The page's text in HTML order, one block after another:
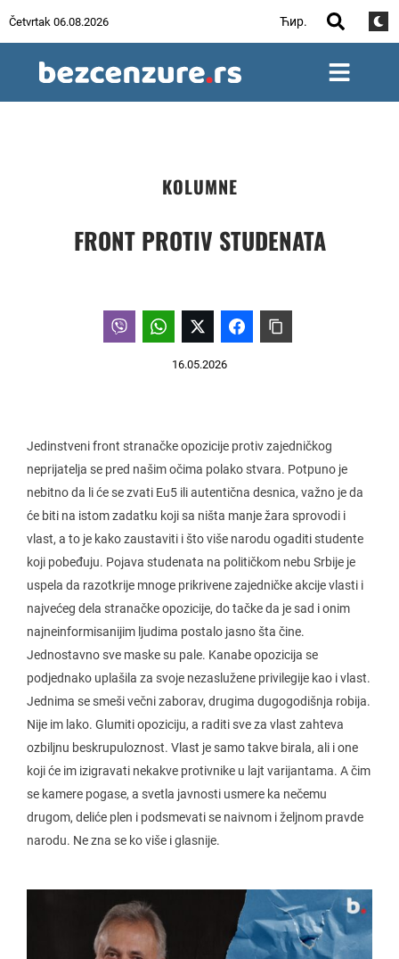
Četvrtak 06.08.2026 Ћир.
KOLUMNE
FRONT PROTIV STUDENATA
16.05.2026
Jedinstveni front stranačke opozicije protiv zajedničkog
neprijatelja se pred našim očima polako stvara. Potpuno je
nebitno da li će se zvati Eu5 ili autentična desnica, važno je da
će biti na istom zadatku koji sa ništa manje žara sprovodi i
vlast, a to je kako zaustaviti i što više narodu ogaditi studente
koji pobeđuju. Pojava studenata na političkom nebu Srbije je
uspela da razotkrije mnoge prikrivene zajedničke akcije vlasti i
najvećeg dela stranačke opozicije, do tačke da je sad i onim
najneinformisanijim ljudima postalo jasno šta čine.
Jednostavno sve maske su pale. Kanabe opozicija se
podjednako uplašila za svoje nezaslužene privilegije kao i vlast.
Jednima se smeši večni zaborav, drugima dugogodišnja robija.
Nije im lako. Glumiti opoziciju, a raditi sve za vlast zahteva
ozbiljnu beskrupuloznost. Vlast je samo takve birala, ali i one
koji će im izigravati nekakve protivnike u lajt varijantama. A čim
se kamere pogase, a svetla javnosti usmere ka nečemu
drugom, deliće plen i podsmevati se naivnom i željnom pravde
narodu. Ne zna se ko više i glasnije.